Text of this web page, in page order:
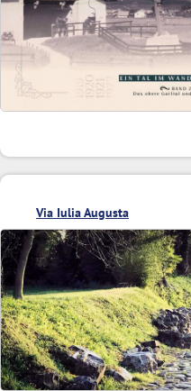
Via Iulia Augusta